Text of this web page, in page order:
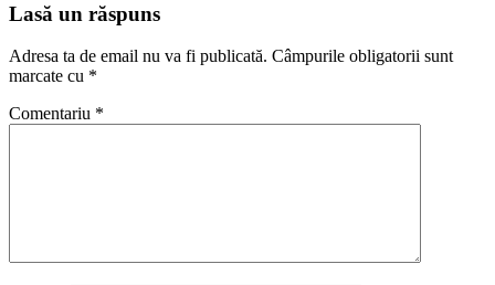
Lasă un răspuns
Adresa ta de email nu va fi publicată. Câmpurile obligatorii sunt
marcate cu *
Comentariu *